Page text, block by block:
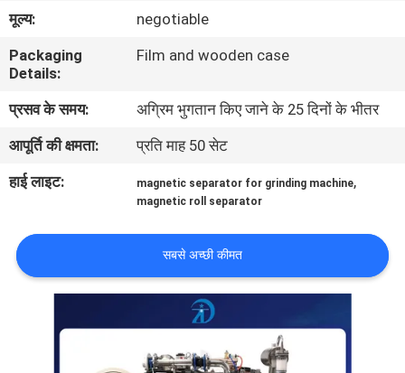
गुणवत्ता
नियंत्रण
संपर्क
करें
और
ज्ञान
मूल्य:
negotiable
Packaging
Details:
Film and wooden case
प्रसव के समय:
अग्रिम भुगतान किए जाने के 25 दिनों के भीतर
आपूर्ति की क्षमता:
प्रति माह 50 सेट
हाई लाइट:
magnetic separator for grinding machine,
magnetic roll separator
सबसे अच्छी कीमत